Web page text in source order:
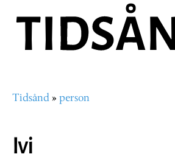
hovedinnhold
Navigasjonssti
Tidsånd person
Ivi